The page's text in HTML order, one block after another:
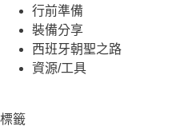
行前準備
裝備分享
西班牙朝聖之路
資源/工具
標籤